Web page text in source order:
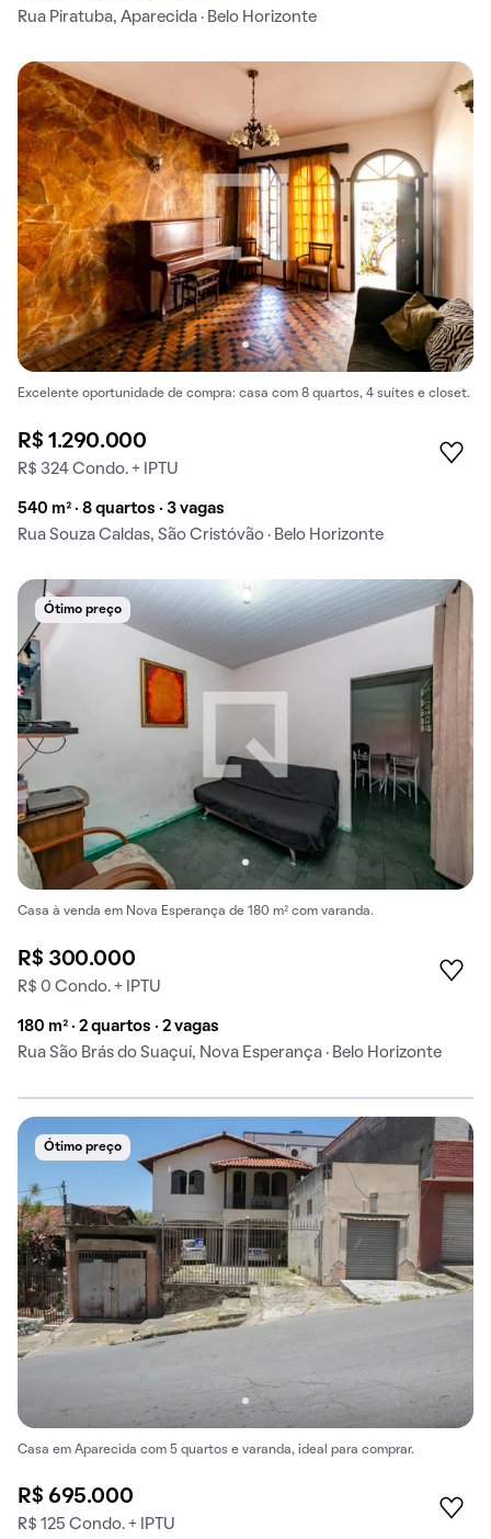
Rua Piratuba, Aparecida · Belo Horizonte
Excelente oportunidade de compra: casa com 8 quartos, 4 suítes e closet.
R$ 1.290.000
R$ 324 Condo. + IPTU
540 m² · 8 quartos · 3 vagas
Rua Souza Caldas, São Cristóvão · Belo Horizonte
Ótimo preço
Casa à venda em Nova Esperança de 180 m² com varanda.
R$ 300.000
R$ 0 Condo. + IPTU
180 m² · 2 quartos · 2 vagas
Rua São Brás do Suaçuí, Nova Esperança · Belo Horizonte
Ótimo preço
Casa em Aparecida com 5 quartos e varanda, ideal para comprar.
R$ 695.000
R$ 125 Condo. + IPTU